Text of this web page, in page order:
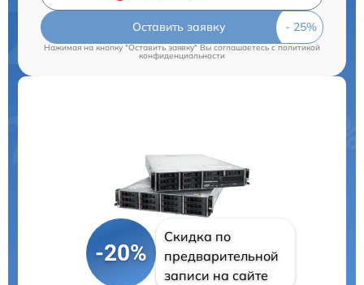
Оставить заявку
Нажимая на кнопку "Оставить заявку" Вы соглашаетесь c политикой
конфиденциальности
-20%
Скидка по
предварительной
записи на сайте